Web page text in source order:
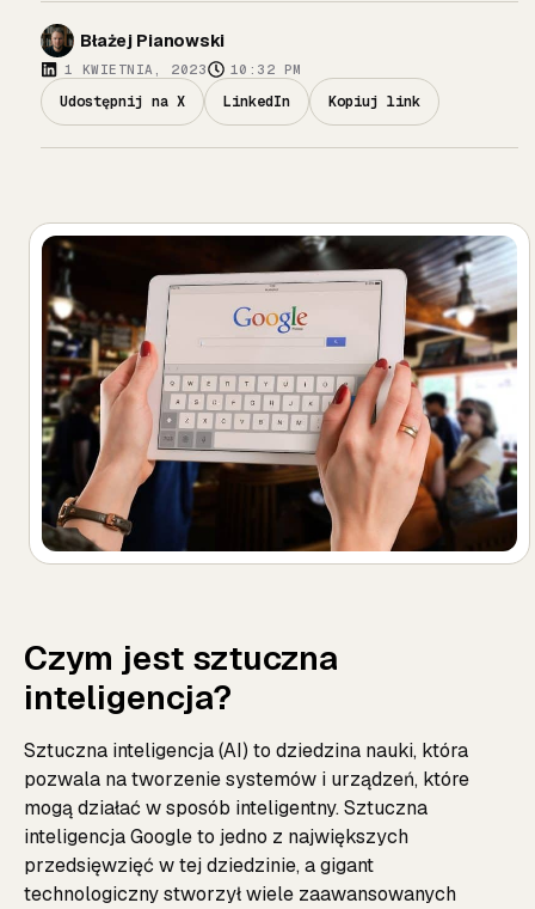
Błażej Pianowski
1 KWIETNIA, 2023 10:32 PM
Udostępnij na X LinkedIn Kopiuj link
Czym jest sztuczna
inteligencja?
Sztuczna inteligencja (AI) to dziedzina nauki, która
pozwala na tworzenie systemów i urządzeń, które
mogą działać w sposób inteligentny. Sztuczna
inteligencja Google to jedno z największych
przedsięwzięć w tej dziedzinie, a gigant
technologiczny stworzył wiele zaawansowanych